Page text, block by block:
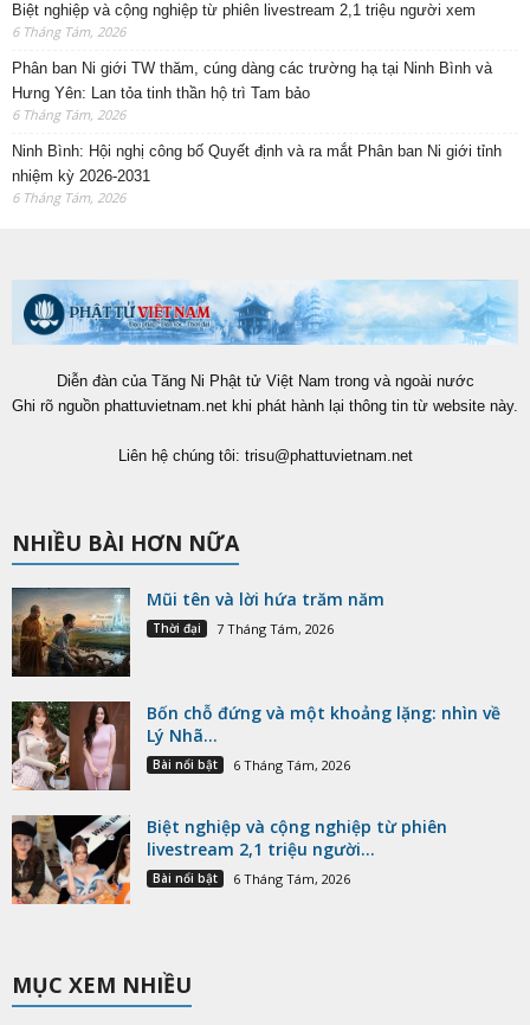
Biệt nghiệp và cộng nghiệp từ phiên livestream 2,1 triệu người xem
6 Tháng Tám, 2026
Phân ban Ni giới TW thăm, cúng dàng các trường hạ tại Ninh Bình và
Hưng Yên: Lan tỏa tinh thần hộ trì Tam bảo
6 Tháng Tám, 2026
Ninh Bình: Hội nghị công bố Quyết định và ra mắt Phân ban Ni giới tỉnh
nhiệm kỳ 2026-2031
6 Tháng Tám, 2026
Diễn đàn của Tăng Ni Phật tử Việt Nam trong và ngoài nước
Ghi rõ nguồn phattuvietnam.net khi phát hành lại thông tin từ website này.
Liên hệ chúng tôi: trisu@phattuvietnam.net
NHIỀU BÀI HƠN NỮA
Mũi tên và lời hứa trăm năm
Thời đại 7 Tháng Tám, 2026
Bốn chỗ đứng và một khoảng lặng: nhìn về
Lý Nhã...
Bài nổi bật 6 Tháng Tám, 2026
Biệt nghiệp và cộng nghiệp từ phiên
livestream 2,1 triệu người...
Bài nổi bật 6 Tháng Tám, 2026
MỤC XEM NHIỀU